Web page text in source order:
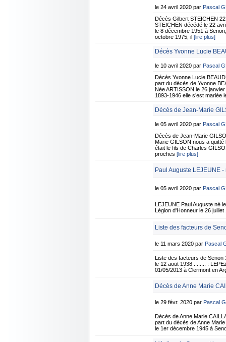
le 24 avril 2020 par Pascal
Décès Gilbert STEICHEN
STEICHEN décédé le 22
le 8 décembre 1951 à
octobre 1975, il [lire plus]
Décès Yvonne Lucie
le 10 avril 2020 par Pascal
Décès Yvonne Lucie
part du décès de Yvonne
Née ARTISSON le 26
1893-1946 elle s’est mariée
Décès de Jean-Marie
le 05 avril 2020 par Pascal
Décès de Jean-Marie
Marie GILSON nous a quitté
était le fils de Charles
proches [lire plus]
Paul Auguste LEJEUNE
le 05 avril 2020 par Pascal
LEJEUNE Paul Auguste né
Légion d'Honneur le 26
Liste des facteurs de
le 11 mars 2020 par Pascal
Liste des facteurs de Senon
le 12 aoüt 1938 ........ :
01/05/2013 à Clermont en
Décès de Anne Marie
le 29 févr. 2020 par Pascal
Décès de Anne Marie
part du décès de Anne
le 1er décembre 1945 à